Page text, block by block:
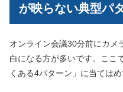
が映らない典型パ
オンライン会議30分前にカメ
白になる方が多いです。ここ
くある4パターン」に当ては